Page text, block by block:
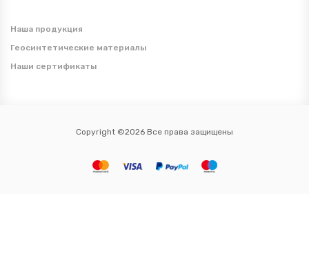
Наша продукция
Геосинтетические материалы
Наши сертификаты
Copyright ©2026 Все права защищены